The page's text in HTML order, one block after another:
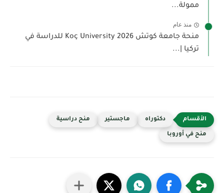
ممولة...
منذ عام
منحة جامعة كوتش 2026 Koç University للدراسة في
تركيا |...
دكتوراه ماجستير منح دراسية
منح في أوروبا